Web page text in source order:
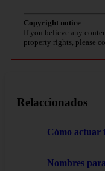
Copyright notice
If you believe any
property rights, please
Relaccionados
Cómo actuar
Nombres